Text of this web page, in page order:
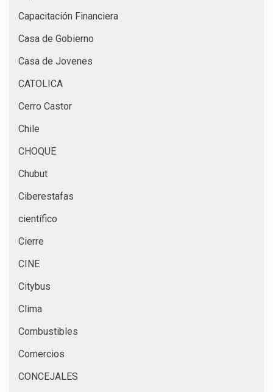
Capacitación Financiera
Casa de Gobierno
Casa de Jovenes
CATOLICA
Cerro Castor
Chile
CHOQUE
Chubut
Ciberestafas
científico
Cierre
CINE
Citybus
Clima
Combustibles
Comercios
CONCEJALES